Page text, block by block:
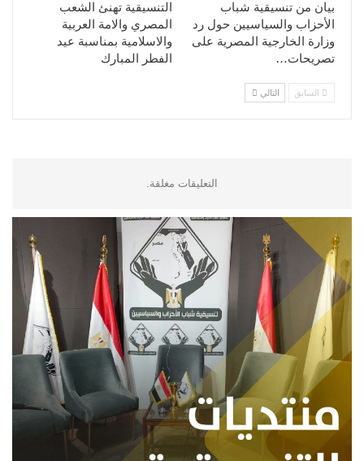
التنسيقية تهنئ الشعب
المصري والامة العربية
والاسلامية بمناسبة عيد
الفطر المبارك
بيان من تنسيقية شباب
الأحزاب والسياسيين حول رد
وزارة الخارجية المصرية على
تصريحات…
السابق التالي
التعليقات مغلقة.